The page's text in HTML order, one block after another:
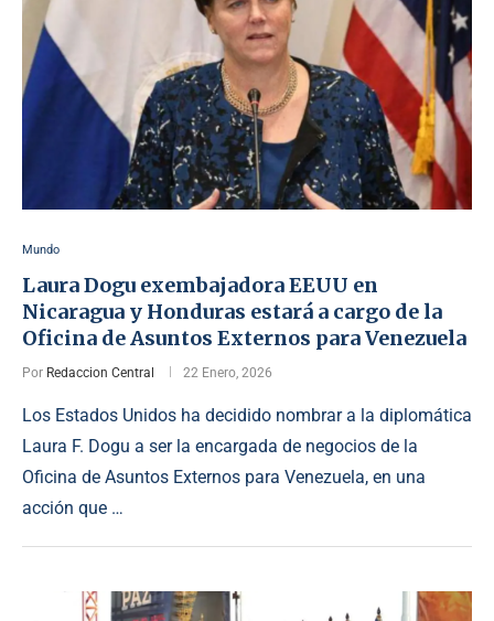
Mundo
Laura Dogu exembajadora EEUU en
Nicaragua y Honduras estará a cargo de la
Oficina de Asuntos Externos para Venezuela
Por Redaccion Central 22 Enero, 2026
Los Estados Unidos ha decidido nombrar a la diplomática
Laura F. Dogu a ser la encargada de negocios de la
Oficina de Asuntos Externos para Venezuela, en una
acción que …